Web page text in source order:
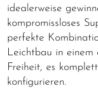
idealerweise
kompromissloses
perfekte
Leichtbau in einem
Freiheit, es
konfigurieren.